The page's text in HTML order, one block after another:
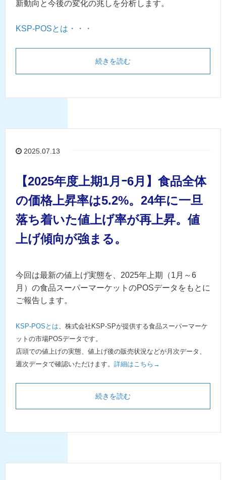
新動向と今後の変化の兆しを分析します。
KSP-POSとは・・・
続きを読む
2025.07.13
【2025年度上期1月ｰ6月】食品全体
の価格上昇率は5.2%。24年に一旦
落ち着いた値上げ率が再上昇。値
上げ傾向が強まる。
今回は最新の値上げ実態を、2025年上期（1月～6
月）の食品スーパーマーケットのPOSデータをもとに
ご報告します。
KSP-POSとは、株式会社KSP-SPが提供する食品スーパーマーケ
ットの市場POSデータです。
店頭での値上げの実態、値上げ後の販売状況などが月次データ、
週次データで確認いただけます。 詳細はこちら→
続きを読む